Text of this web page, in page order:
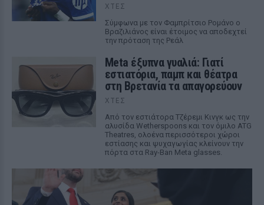
ΧΤΕΣ
Σύμφωνα με τον Φαμπρίτσιο Ρομάνο ο
Βραζιλιάνος είναι έτοιμος να αποδεχτεί
την πρόταση της Ρεάλ
Meta έξυπνα γυαλιά: Γιατί
εστιατόρια, παμπ και θέατρα
στη Βρετανία τα απαγορεύουν
ΧΤΕΣ
Από τον εστιάτορα Τζέρεμι Κινγκ ως την
αλυσίδα Wetherspoons και τον όμιλο ATG
Theatres, ολοένα περισσότεροι χώροι
εστίασης και ψυχαγωγίας κλείνουν την
πόρτα στα Ray-Ban Meta glasses.